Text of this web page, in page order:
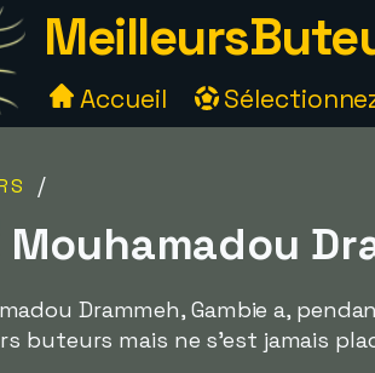
Accueil
/
Mouhamadou
Drammeh, Gambie a,
buteurs mais ne s'est jamais